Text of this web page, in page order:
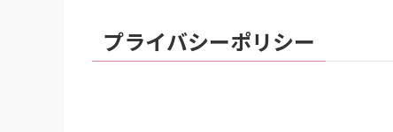
プライバシーポリシー